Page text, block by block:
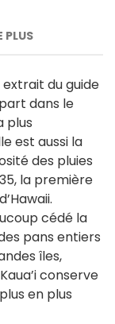
PLUS
du guide
dans le
plus
est aussi la
des pluies
la première
cédé la
pans entiers
îles,
conserve
en plus